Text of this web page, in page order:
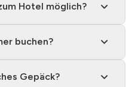
Hotel möglich?
buchen?
Gepäck?